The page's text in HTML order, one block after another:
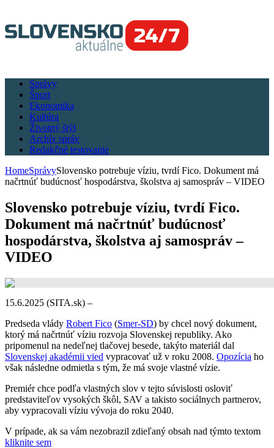
Správy
Šport
Ekonomika
Kultúra
Životný štýl
Archív správ
Redakčné testovanie
HomeSprávySlovensko potrebuje víziu, tvrdí Fico. Dokument má
načrtnúť budúcnosť hospodárstva, školstva aj samospráv – VIDEO
Slovensko potrebuje víziu, tvrdí Fico.
Dokument má načrtnúť budúcnosť
hospodárstva, školstva aj samospráv –
VIDEO
15.6.2025 (SITA.sk) –
Predseda vlády Robert Fico (Smer-SD) by chcel nový dokument,
ktorý má načrtnúť víziu rozvoja Slovenskej republiky. Ako
pripomenul na nedeľnej tlačovej besede, takýto materiál dal
Slovenskej akadémii vied vypracovať už v roku 2008. Opozícia ho
však následne odmietla s tým, že má svoje vlastné vízie.
Premiér chce podľa vlastných slov v tejto súvislosti osloviť
predstaviteľov vysokých škôl, SAV a takisto sociálnych partnerov,
aby vypracovali víziu vývoja do roku 2040.
V prípade, ak sa vám nezobrazil zdieľaný obsah nad týmto textom
kliknite sem